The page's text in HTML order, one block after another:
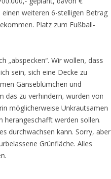
weiteren 6-stelligen Betrag
Platz zum Fußball-
„abspecken“. Wir wollen, dass
sein, sich eine Decke zu
Gänseblümchen und
das zu verhindern, wurden von
möglicherweise Unkrautsamen
herangeschafft werden sollen.
durchwachsen kann. Sorry, aber
Grünfläche. Alles